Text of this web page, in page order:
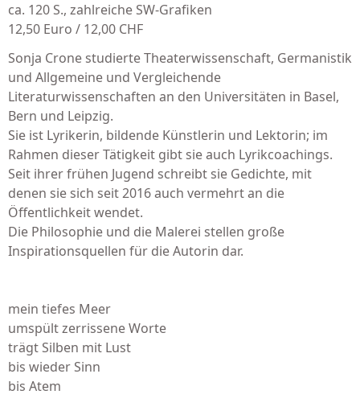
ca. 120 S., zahlreiche SW-Grafiken
12,50 Euro / 12,00 CHF
Sonja Crone studierte Theaterwissenschaft, Germanistik
und Allgemeine und Vergleichende
Literaturwissenschaften an den Universitäten in Basel,
Bern und Leipzig.
Sie ist Lyrikerin, bildende Künstlerin und Lektorin; im
Rahmen dieser Tätigkeit gibt sie auch Lyrikcoachings.
Seit ihrer frühen Jugend schreibt sie Gedichte, mit
denen sie sich seit 2016 auch vermehrt an die
Öffentlichkeit wendet.
Die Philosophie und die Malerei stellen große
Inspirationsquellen für die Autorin dar.
mein tiefes Meer
umspült zerrissene Worte
trägt Silben mit Lust
bis wieder Sinn
bis Atem